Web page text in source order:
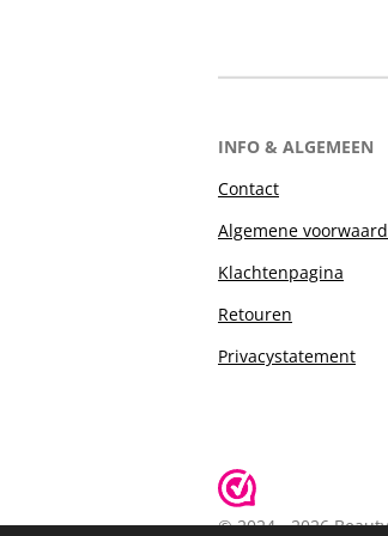
INFO & ALGEMEEN
Contact
Algemene
Klachtenpagina
Retouren
Privacystatement
© 2024 - 2026